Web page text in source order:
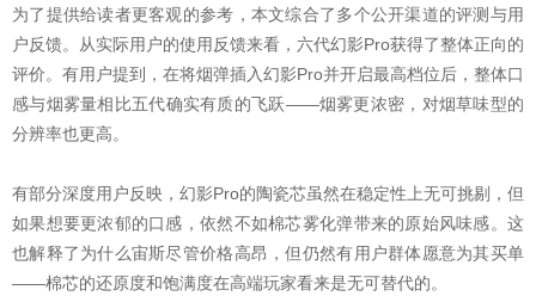
为了提供给读者更客观的参考，本文综合了多个公开渠道的评测与用
户反馈。从实际用户的使用反馈来看，六代幻影Pro获得了整体正向的
评价。有用户提到，在将烟弹插入幻影Pro并开启最高档位后，整体口
感与烟雾量相比五代确实有质的飞跃——烟雾更浓密，对烟草味型的
分辨率也更高。
有部分深度用户反映，幻影Pro的陶瓷芯虽然在稳定性上无可挑剔，但
如果想要更浓郁的口感，依然不如棉芯雾化弹带来的原始风味感。这
也解释了为什么宙斯尽管价格高昂，但仍然有用户群体愿意为其买单
——棉芯的还原度和饱满度在高端玩家看来是无可替代的。